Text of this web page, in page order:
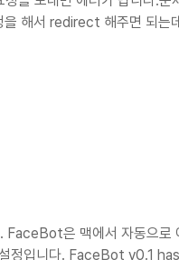
해서 redirect 해주면 되는
크를 참고하면 됩니다.
를 한 줄 추가해주면
은 맥에서 자동으로
설정입니다. FaceBot v0.1